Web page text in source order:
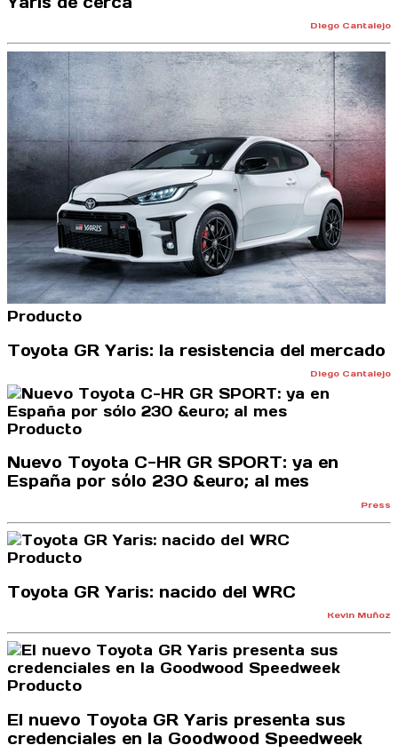
Diego Cantalejo
Producto
Toyota GR Yaris: la resistencia del mercado
Diego Cantalejo
Producto
Nuevo Toyota C-HR GR SPORT: ya en
España por sólo 230 &euro; al mes
Press
Producto
Toyota GR Yaris: nacido del WRC
Kevin Muñoz
Producto
El nuevo Toyota GR Yaris presenta sus
credenciales en la Goodwood Speedweek